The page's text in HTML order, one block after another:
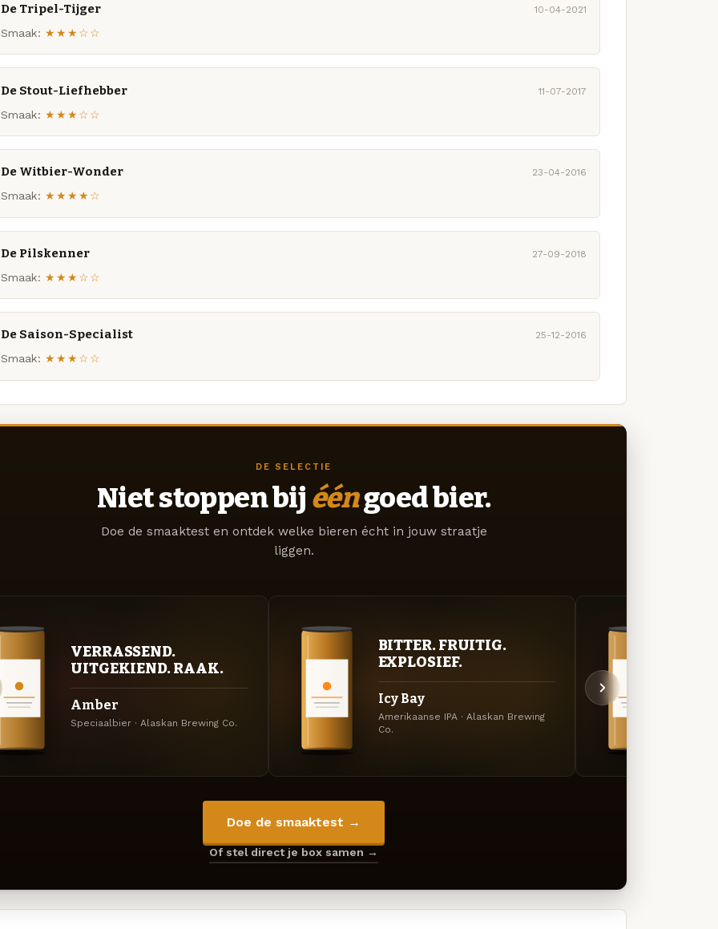
De Tripel-Tijger 10-04-2021
Smaak: ★★★☆☆
De Stout-Liefhebber 11-07-2017
Smaak: ★★★☆☆
De Witbier-Wonder 23-04-2016
Smaak: ★★★★☆
De Pilskenner 27-09-2018
Smaak: ★★★☆☆
De Saison-Specialist 25-12-2016
Smaak: ★★★☆☆
DE SELECTIE
Niet stoppen bij ééngoed bier.
Doe de smaaktest en ontdek welke bieren écht in jouw straatje
liggen.
VERRASSEND.
UITGEKIEND. RAAK.
Amber
Speciaalbier · Alaskan Brewing Co.
BITTER. FRUITIG.
EXPLOSIEF.
Icy Bay
Amerikaanse IPA · Alaskan Brewing
Co.
Doe de smaaktest →
Of stel direct je box samen →